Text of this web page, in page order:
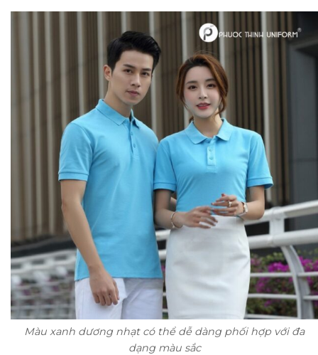
Màu xanh dương nhạt có thể dễ dàng phối hợp với đa
dạng màu sắc